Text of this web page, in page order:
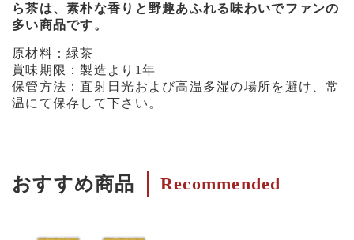
ら茶は、素朴な香りと野趣あふれる味わいでファンの
多い商品です。
原材料：緑茶
賞味期限：製造より1年
保管方法：直射日光および高温多湿の場所を避け、常
温にて保存して下さい。
おすすめ商品 Recommended